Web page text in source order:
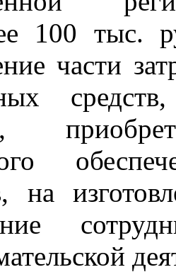
100 тыс.
части
на